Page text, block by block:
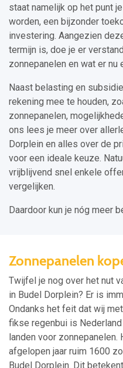
staat namelijk op het punt
worden, een bijzonder
investering. Aangezien
termijn is, doe je er
zonnepanelen en wat er nu
Naast belasting en
rekening mee te houden,
zonnepanelen,
ons lees je meer over
Dorplein en alles over de
voor een ideale keuze.
vrijblijvend snel enkele
vergelijken.
Daardoor kun je nóg meer
Zonnepanelen
Twijfel je nog over het nut
in Budel Dorplein? Er is
Ondanks het feit dat wij
fikse regenbui is
landen voor
afgelopen jaar ruim 1600
Budel Dorplein. Dit